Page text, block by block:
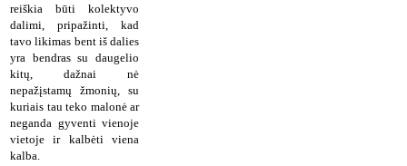
reiškia būti kolektyvo
dalimi, pripažinti, kad
tavo likimas bent iš dalies
yra bendras su daugelio
kitų, dažnai nė
nepažįstamų žmonių, su
kuriais tau teko malonė ar
neganda gyventi vienoje
vietoje ir kalbėti viena
kalba.